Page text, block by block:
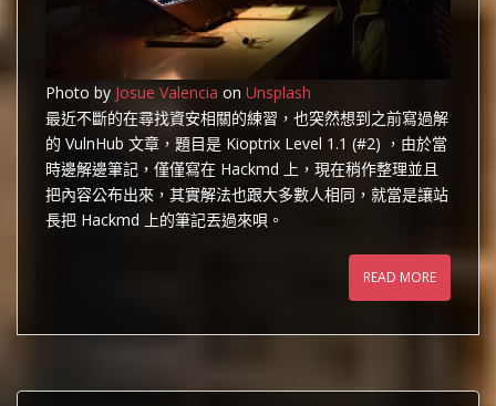
Photo by Josue Valencia on Unsplash
最近不斷的在尋找資安相關的練習，也突然想到之前寫過解
的 VulnHub 文章，題目是 Kioptrix Level 1.1 (#2) ，由於當
時邊解邊筆記，僅僅寫在 Hackmd 上，現在稍作整理並且
把內容公布出來，其實解法也跟大多數人相同，就當是讓站
長把 Hackmd 上的筆記丟過來唄。
READ MORE